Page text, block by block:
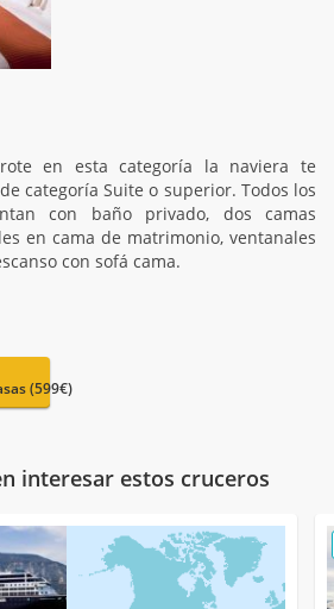
en esta categoría la naviera te
categoría Suite o superior. Todos los
con baño privado, dos camas
en cama de matrimonio, ventanales
con sofá cama.
(599€)
interesar estos cruceros